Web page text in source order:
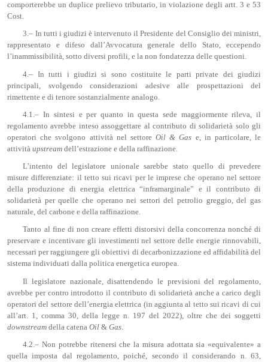
comporterebbe un duplice prelievo tributario, in violazione degli artt. 3 e 53
Cost.
3.– In tutti i giudizi è intervenuto il Presidente del Consiglio dei ministri,
rappresentato e difeso dall’Avvocatura generale dello Stato, eccependo
l’inammissibilità, sotto diversi profili, e la non fondatezza delle questioni.
4.‒ In tutti i giudizi si sono costituite le parti private dei giudizi
principali, svolgendo considerazioni adesive alle prospettazioni del
rimettente e di tenore sostanzialmente analogo.
4.1.‒ In sintesi e per quanto in questa sede maggiormente rileva, il
regolamento avrebbe inteso assoggettare al contributo di solidarietà solo gli
operatori che svolgono attività nel settore Oil & Gas e, in particolare, le
attività upstream dell’estrazione e della raffinazione.
L’intento del legislatore unionale sarebbe stato quello di prevedere
misure differenziate: il tetto sui ricavi per le imprese che operano nel settore
della produzione di energia elettrica “inframarginale” e il contributo di
solidarietà per quelle che operano nei settori del petrolio greggio, del gas
naturale, del carbone e della raffinazione.
Tanto al fine di non creare effetti distorsivi della concorrenza nonché di
preservare e incentivare gli investimenti nel settore delle energie rinnovabili,
necessari per raggiungere gli obiettivi di decarbonizzazione ed affidabilità del
sistema individuati dalla politica energetica europea.
Il legislatore nazionale, disattendendo le previsioni del regolamento,
avrebbe per contro introdotto il contributo di solidarietà anche a carico degli
operatori del settore dell’energia elettrica (in aggiunta al tetto sui ricavi di cui
all’art. 1, comma 30, della legge n. 197 del 2022), oltre che dei soggetti
downstream della catena Oil & Gas
4.2.‒ Non potrebbe ritenersi che la misura adottata sia «equivalente» a
quella imposta dal regolamento, poiché, secondo il considerando n. 63,